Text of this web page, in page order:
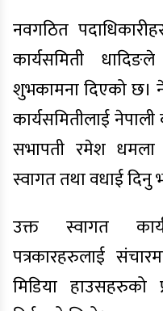
नवगठित
कार्यसमिती
शुभकामना दिएको छ।
कार्यसमितीलाई
सभापती रमेश
स्वागत तथा वधाई दिनु
उक्त स्वागत
पत्रकारहरुलाई
मिडिया हाउसहरुको